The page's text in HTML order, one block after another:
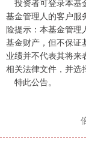
投资者可登录本基
基金管理人的客户
险提示：本基金管理
基金财产，但不保证
业绩并不代表其将来
相关法律文件，并选
特此公告。
二○二五